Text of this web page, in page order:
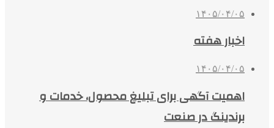
۱۴۰۵/۰۴/۰۵
اخبار هفته
۱۴۰۵/۰۴/۰۵
اهمیت آگهی برای تبلیغ محصول، خدمات و
برندینگ در صنعت